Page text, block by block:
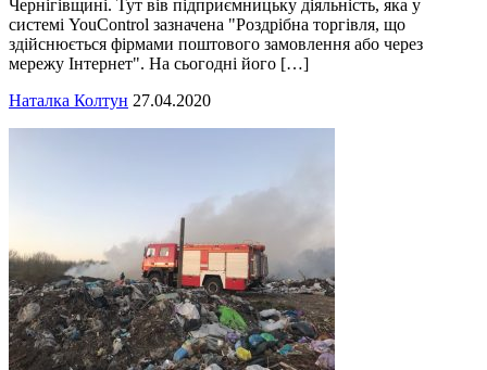
Чернігівщині. Тут вів підприємницьку діяльність, яка у
системі YouControl зазначена "Роздрібна торгівля, що
здійснюється фірмами поштового замовлення або через
мережу Інтернет". На сьогодні його […]
Наталка Колтун 27.04.2020